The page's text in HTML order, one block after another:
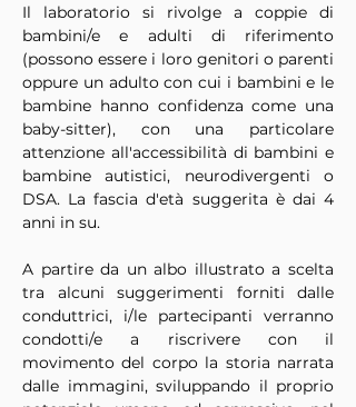
Il laboratorio si rivolge a coppie di
bambini/e e adulti di riferimento
(possono essere i loro genitori o parenti
oppure un adulto con cui i bambini e le
bambine hanno confidenza come una
baby-sitter), con una particolare
attenzione all'accessibilità di bambini e
bambine autistici, neurodivergenti o
DSA. La fascia d'età suggerita è dai 4
anni in su.
A partire da un albo illustrato a scelta
tra alcuni suggerimenti forniti dalle
conduttrici, i/le partecipanti verranno
condotti/e a riscrivere con il
movimento del corpo la storia narrata
dalle immagini, sviluppando il proprio